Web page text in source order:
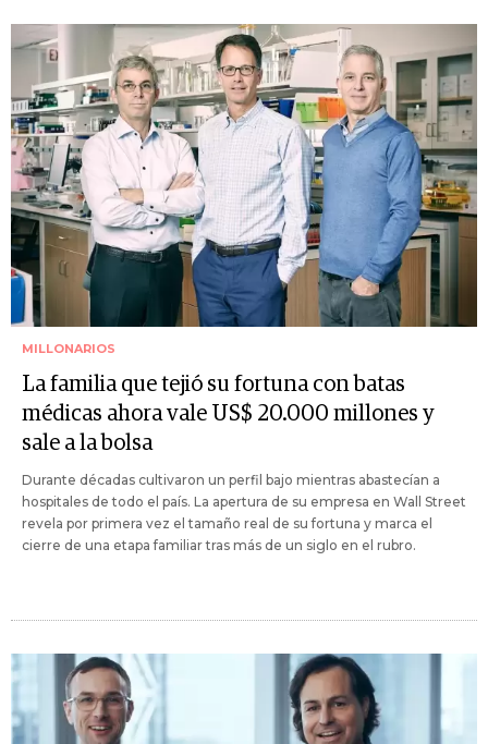
MILLONARIOS
La familia que tejió su fortuna con batas
médicas ahora vale US$ 20.000 millones y
sale a la bolsa
Durante décadas cultivaron un perfil bajo mientras abastecían a
hospitales de todo el país. La apertura de su empresa en Wall Street
revela por primera vez el tamaño real de su fortuna y marca el
cierre de una etapa familiar tras más de un siglo en el rubro.